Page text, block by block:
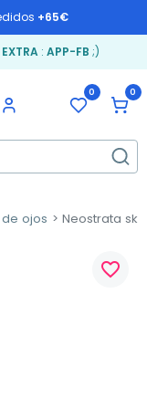
+65€
: APP-FB ;)
0 0
ojos Neostrata
favorite_border